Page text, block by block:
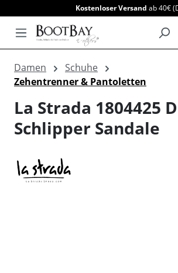
Kostenloser Versand ab 40€
Damen
Schuhe
Zehentrenner & Pantoletten
La Strada 1804425
Schlipper Sandale